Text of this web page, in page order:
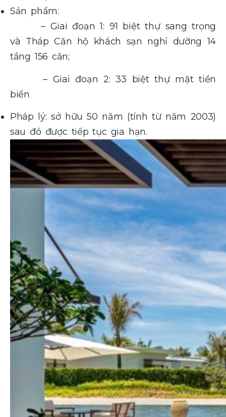
Sản phẩm:
– Giai đoạn 1: 91 biệt thự sang trọng
và Tháp Căn hộ khách sạn nghỉ dưỡng 14
tầng 156 căn;
– Giai đoạn 2: 33 biệt thự mặt tiền
biển
Pháp lý: sở hữu 50 năm (tính từ năm 2003)
sau đó được tiếp tục gia hạn.